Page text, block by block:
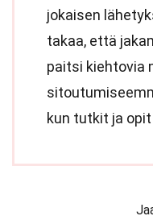
jokaisen
takaa, että
paitsi kiehtovia
kun tutkit ja